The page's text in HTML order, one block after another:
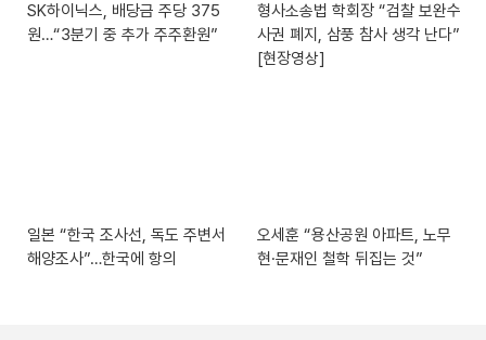
SK하이닉스, 배당금 주당 375
원…“3분기 중 추가 주주환원”
형사소송법 학회장 “검찰 보완수
사권 폐지, 삼풍 참사 생각 난다”
[현장영상]
일본 “한국 조사선, 독도 주변서
해양조사”…한국에 항의
오세훈 “용산공원 아파트, 노무
현·문재인 철학 뒤집는 것”